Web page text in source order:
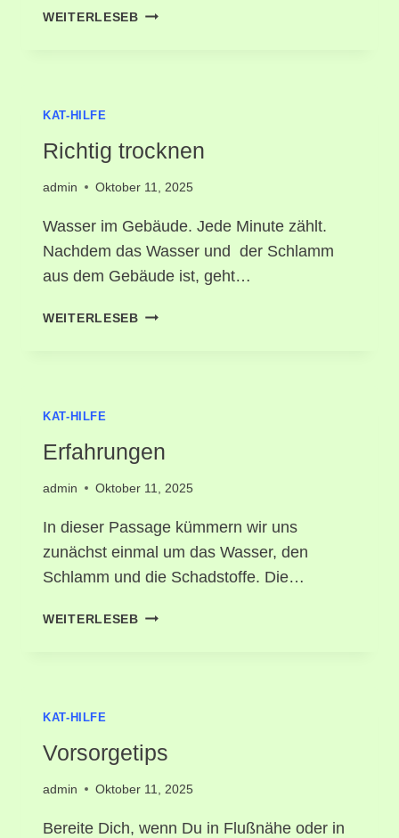
WEITERLESEB WASSER
KAT-HILFE
Richtig trocknen
admin Oktober 11, 2025
Wasser im Gebäude. Jede Minute zählt.
Nachdem das Wasser und der Schlamm
aus dem Gebäude ist, geht…
WEITERLESEB RICHTIG
KAT-HILFE
Erfahrungen
admin Oktober 11, 2025
In dieser Passage kümmern wir uns
zunächst einmal um das Wasser, den
Schlamm und die Schadstoffe. Die…
WEITERLESEB ERFAHRUNGEN
KAT-HILFE
Vorsorgetips
admin Oktober 11, 2025
Bereite Dich, wenn Du in Flußnähe oder in